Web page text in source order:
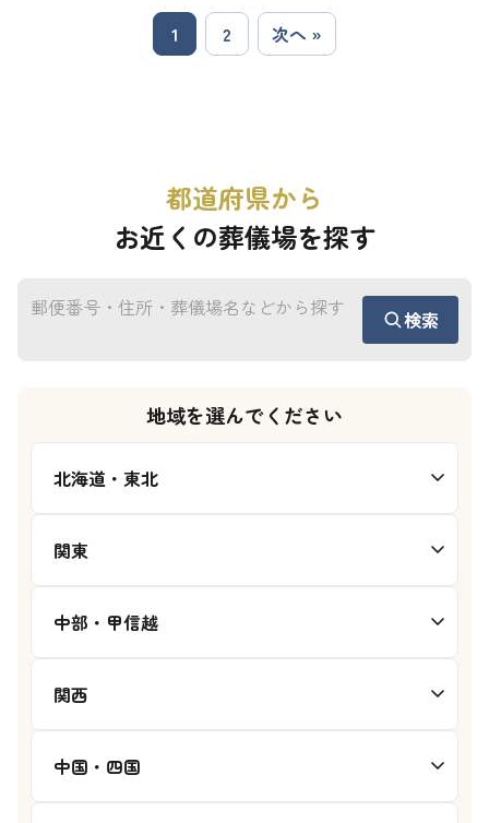
1 2 次へ »
都道府県から
お近くの葬儀場を探す
地域を選んでください
北海道・東北
関東
中部・甲信越
関西
中国・四国
検索